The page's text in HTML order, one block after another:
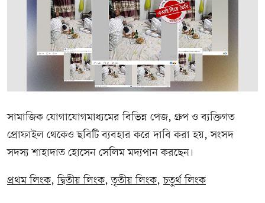
সামাজিক যোগাযোগমাধ্যমের বিভিন্ন পেজ, গ্রুপ ও ব্যক্তিগত
প্রোফাইল থেকেও ছবিটি ব্যবহার করে দাবি করা হয়, সংসদ
সদস্য শাহাদাত হোসেন সেলিম মদ্যপান করছেন।
প্রথম লিংক,দ্বিতীয় লিংক,তৃতীয় লিংক,চতুর্থ লিংক